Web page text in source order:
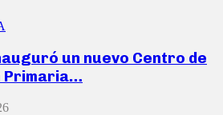
un nuevo Centro de
Primaria…